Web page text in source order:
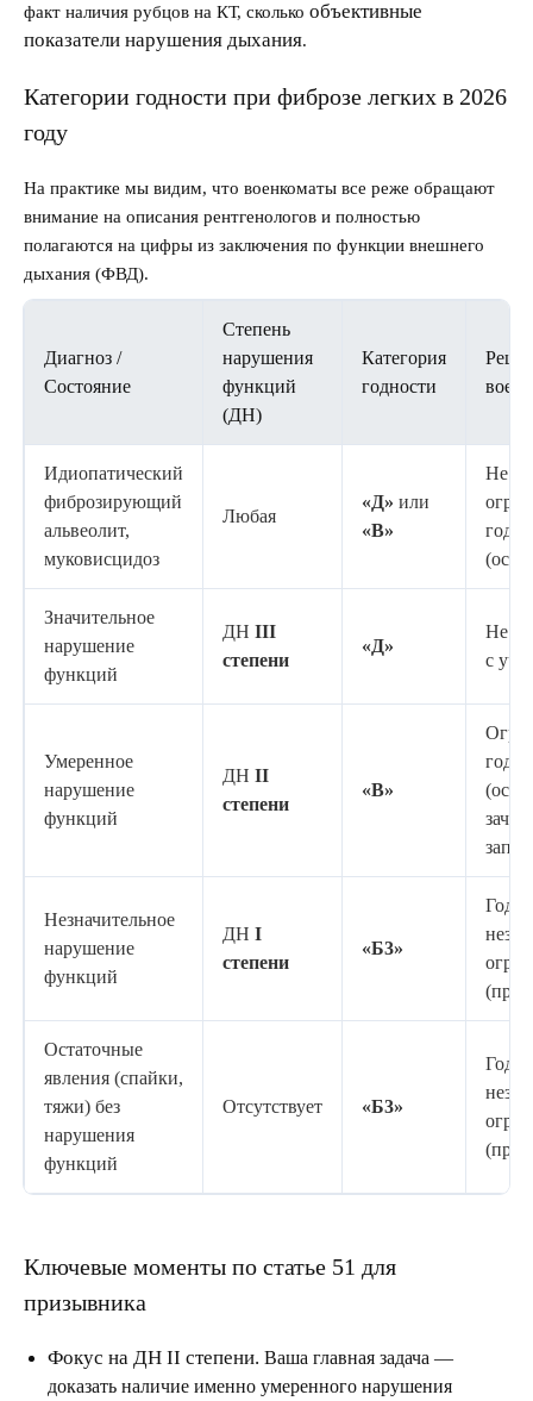
факт наличия рубцов на КТ, сколько объективные
показатели нарушения дыхания.
Категории годности при фиброзе легких в 2026
году
На практике мы видим, что военкоматы все реже обращают
внимание на описания рентгенологов и полностью
полагаются на цифры из заключения по функции внешнего
дыхания (ФВД).
Диагноз /
Состояние
Степень
нарушения
функций
(ДН)
Категория
годности
Идиопатический
фиброзирующий
альвеолит,
муковисцидоз
Любая
«Д» или
«В»
Не
годен
Значительное
нарушение
функций
ДН III
степени
«Д»
Не
с
Умеренное
нарушение
функций
ДН II
степени
«В»
годен
запас)
Незначительное
нарушение
функций
ДН I
степени
«Б3»
Остаточные
явления (спайки,
тяжи) без
нарушения
функций
Отсутствует «Б3»
Ключевые моменты по статье 51 для
призывника
Фокус на ДН II степени. Ваша главная задача —
доказать наличие именно умеренного нарушения